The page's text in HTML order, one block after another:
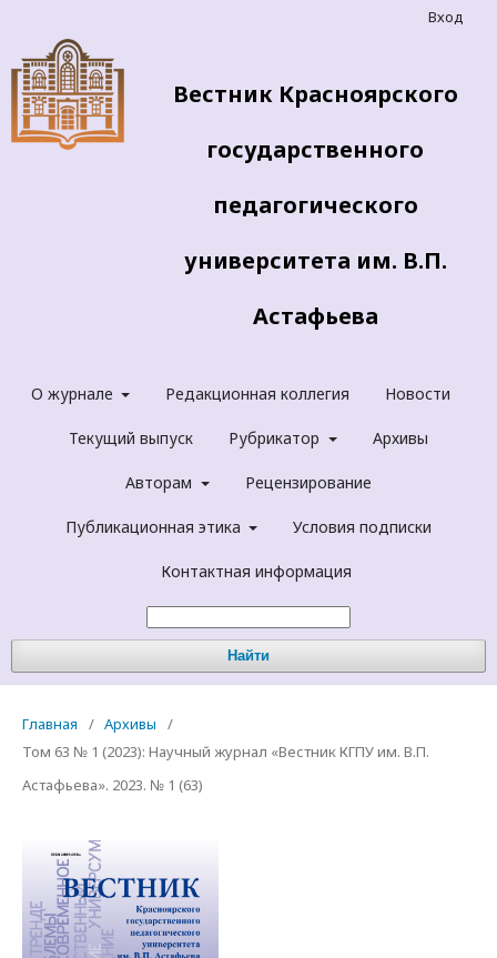
Вестник Красноярского
государственного
педагогического
университета им. В.П.
Астафьева
О журнале Редакционная коллегия Новости
Текущий выпуск Рубрикатор Архивы
Авторам Рецензирование
Публикационная этика Условия подписки
Контактная информация
Найти
Вход
Главная / Архивы
/
Том 63 № 1 (2023): Научный журнал «Вестник КГПУ им. В.П.
Астафьева». 2023. № 1 (63)